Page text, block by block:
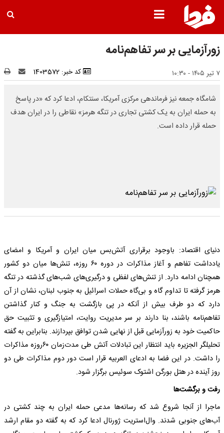
زورآزمایی بر سر تفاهم‌نامه
۷ تیر ۱۴۰۵ - ۱۰:۳۰ کد خبر: 1403572
شامگاه جمعه نیز فرماندهی مرکزی آمریکا، سنتکام، ادعا کرد که «در پاسخ
به حمله ایران به یک کشتی تجاری در تنگه هرمز» نقاطی را در ایران هدف
حمله قرار داده است.
دنیای اقتصاد: باوجود برقراری آتش‌بس میان ایران و آمریکا و امضای
یادداشت تفاهم و آغاز مذاکرات در دوره ۶۰ روزه، تنش‌ها میان دو کشور
همچنان ادامه دارد. از تنش‌های لفظی و درگیری‌های شب‌های گذشته در تنگه
هرمز گرفته تا تداوم گاه و بی‌گاه حملات اسرائیل به جنوب لبنان، نشان از آن
دارد که دو طرف بیش از آنکه در پی بازگشت به جنگ و کنار گذاشتن
تفاهم‌نامه باشند، بنا دارند بر سر مدیریت روایت، امتیازگیری و تثبیت حق
حاکمیت خود به زورآزمایی قبل از نهایی شدن توافق بپردازند. بنابراین به گفته
تحلیلگر الجزیره باید انتظار این تبادلات آتش طی مدت‌زمان ۶۰روزه مذاکرات
را داشت. در این فضا به ادعای العربیه قرار است دور دوم مذاکرات طی دو
روز آینده در هتل بورگن اشتوک سوئیس برگزار شود.
رفت و برگشت‌ها
ماجرا از آنجا شروع شد که رسانه‌ها مدعی حمله ایران به چند کشتی در
آب‌های جنوبی شدند. وال‌استریت ژورنال ادعا کرد که به گفته دو مقام ارشد